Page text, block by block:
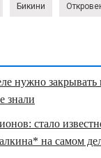
Бикини
нужно
знали
стало
на самом